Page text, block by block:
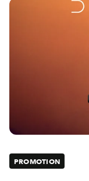
PROMOTION